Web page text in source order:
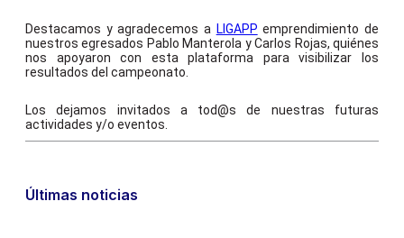
Destacamos y agradecemos a LIGAPP emprendimiento de
nuestros egresados Pablo Manterola y Carlos Rojas, quiénes
nos apoyaron con esta plataforma para visibilizar los
resultados del campeonato.
Los dejamos invitados a tod@s de nuestras futuras
actividades y/o eventos.
Últimas noticias